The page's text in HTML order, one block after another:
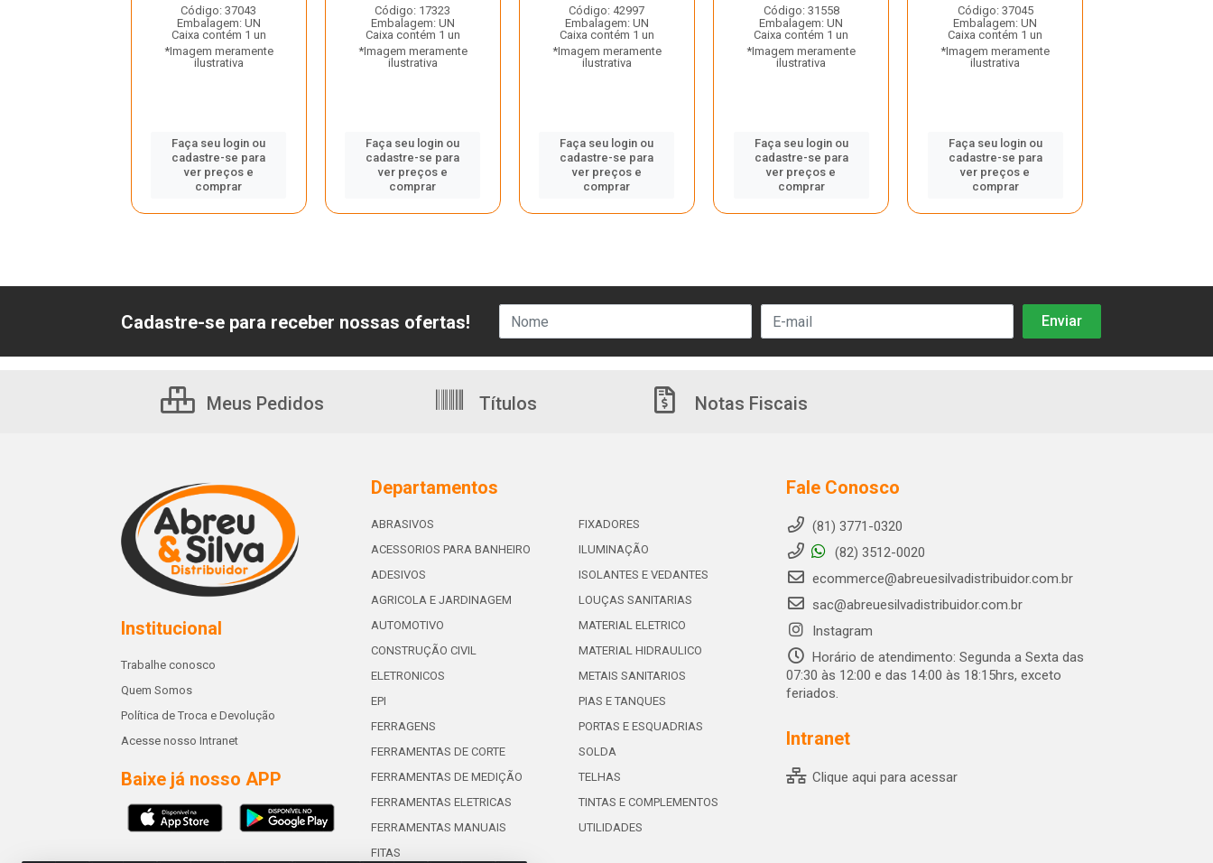
Código: 37043
Embalagem: UN
Caixa contém 1 un
*Imagem meramente
ilustrativa
Faça seu login ou
cadastre-se para
ver preços e
comprar
Código: 17323
Embalagem: UN
Caixa contém 1 un
*Imagem meramente
ilustrativa
Faça seu login ou
cadastre-se para
ver preços e
comprar
Código: 42997
Embalagem: UN
Caixa contém 1 un
*Imagem meramente
ilustrativa
Faça seu login ou
cadastre-se para
ver preços e
comprar
Código: 31558
Embalagem: UN
Caixa contém 1 un
*Imagem meramente
ilustrativa
Faça seu login ou
cadastre-se para
ver preços e
comprar
Código: 37045
Embalagem: UN
Caixa contém 1 un
*Imagem meramente
ilustrativa
Faça seu login ou
cadastre-se para
ver preços e
comprar
Cadastre-se para receber nossas ofertas!
Meus Pedidos Títulos Notas Fiscais
Institucional
Trabalhe conosco
Quem Somos
Política de Troca e Devolução
Acesse nosso Intranet
Baixe já nosso APP
Departamentos
ABRASIVOS
ACESSORIOS PARA BANHEIRO
ADESIVOS
AGRICOLA E JARDINAGEM
AUTOMOTIVO
CONSTRUÇÃO CIVIL
ELETRONICOS
EPI
FERRAGENS
FERRAMENTAS DE CORTE
FERRAMENTAS DE MEDIÇÃO
FERRAMENTAS ELETRICAS
FERRAMENTAS MANUAIS
FITAS
FIXADORES
ILUMINAÇÃO
ISOLANTES E VEDANTES
LOUÇAS SANITARIAS
MATERIAL ELETRICO
MATERIAL HIDRAULICO
METAIS SANITARIOS
PIAS E TANQUES
PORTAS E ESQUADRIAS
SOLDA
TELHAS
TINTAS E COMPLEMENTOS
UTILIDADES
Fale Conosco
(81) 3771-0320
(82) 3512-0020
ecommerce@abreuesilvadistribuidor.com.br
sac@abreuesilvadistribuidor.com.br
Instagram
Horário de atendimento: Segunda a Sexta das
07:30 às 12:00 e das 14:00 às 18:15hrs, exceto
feriados.
Intranet
Clique aqui para acessar